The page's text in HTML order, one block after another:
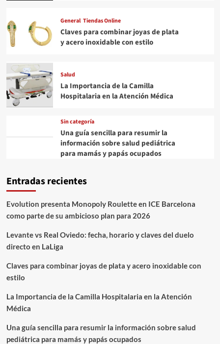
General Tiendas Online
Claves para combinar joyas de plata
y acero inoxidable con estilo
Salud
La Importancia de la Camilla
Hospitalaria en la Atención Médica
Sin categoría
Una guía sencilla para resumir la
información sobre salud pediátrica
para mamás y papás ocupados
Entradas recientes
Evolution presenta Monopoly Roulette en ICE Barcelona
como parte de su ambicioso plan para 2026
Levante vs Real Oviedo: fecha, horario y claves del duelo
directo en LaLiga
Claves para combinar joyas de plata y acero inoxidable con
estilo
La Importancia de la Camilla Hospitalaria en la Atención
Médica
Una guía sencilla para resumir la información sobre salud
pediátrica para mamás y papás ocupados